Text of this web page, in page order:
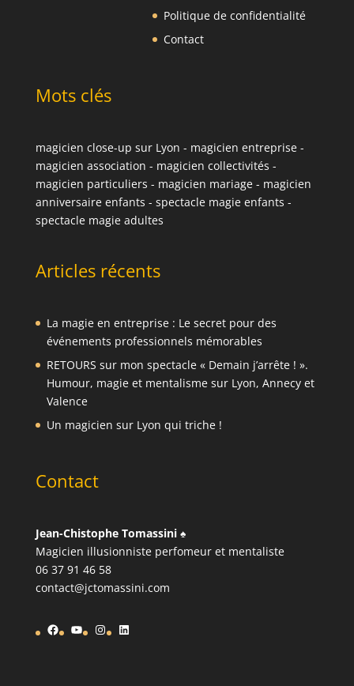
Politique de confidentialité
Contact
Mots clés
magicien close-up sur Lyon - magicien entreprise-
magicien association - magicien collectivités -
magicien particuliers - magicien mariage- magicien
anniversaire enfants - spectacle magie enfants -
spectacle magie adultes
Articles récents
La magie en entreprise : Le secret pour des
événements professionnels mémorables
RETOURS sur mon spectacle « Demain j’arrête ! ».
Humour, magie et mentalisme sur Lyon, Annecy et
Valence
Un magicien sur Lyon qui triche !
Contact
Jean-Chistophe Tomassini ♠️
Magicien illusionniste perfomeur et mentaliste
06 37 91 46 58
contact@jctomassini.com
Facebook
YouTube
Instagram
LinkedIn